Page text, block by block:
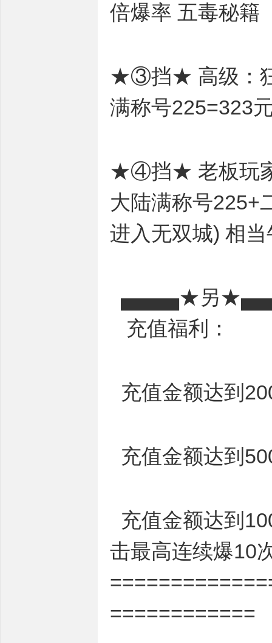
倍爆率 五毒秘籍
★③挡★ 高级：狂
满称号225=323
★④挡★ 老板玩家
大陆满称号225+
进入无双城) 相
▄▄▄▄★另
充值福利：
充值金额达到
充值金额达到
充值金额达到
击最高连续爆10
============